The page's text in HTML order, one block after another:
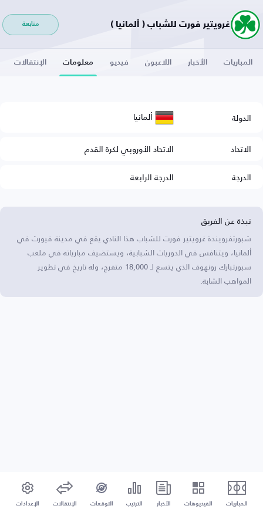
غرويتير فورت للشباب ( ألمانيا ) متابعة
المباريات الأخبار اللاعبون فيديو معلومات الإنتقالات
الدولة ألمانيا
الاتحاد
الاتحاد الأوروبي لكرة القدم
الدرجة
الدرجة الرابعة
نبذة عن الفريق
شبورتفرويندة غرويتير فورت للشباب هذا النادي يقع في مدينة فيورث في
ألمانيا، ويتنافس في الدوريات الشبابية، ويستضيف مبارياته في ملعب
سبورتبارك رونهوف الذي يتسع لـ 18,000 متفرج، وله تاريخ في تطوير
المواهب الشابة.
المباريات الفيديوهات الأخبار الترتيب التوقعات الإنتقالات الإعدادات